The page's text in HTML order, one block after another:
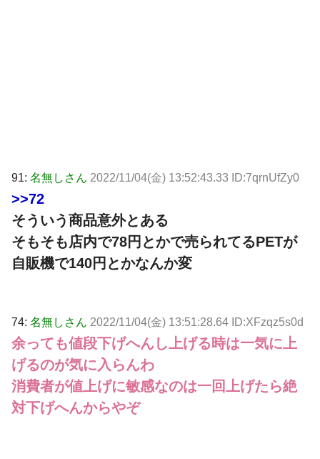
91: 名無しさん 2022/11/04(金) 13:52:43.33 ID:7qrnUfZy0
>>72
そういう商品意外とある
そもそも店内で78円とかで売られてるPETが
自販機で140円とかなんか変
74: 名無しさん 2022/11/04(金) 13:51:28.64 ID:XFzqz5s0d
余っても値段下げへんし上げる時は一気に上
げるのが気に入らんわ
消費者が値上げに敏感なのは一回上げたら絶
対下げへんからやぞ